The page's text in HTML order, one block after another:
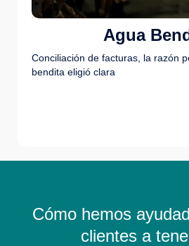
Agua
Conciliación de facturas, la razón
bendita eligió clara
Cómo hemos
clientes a